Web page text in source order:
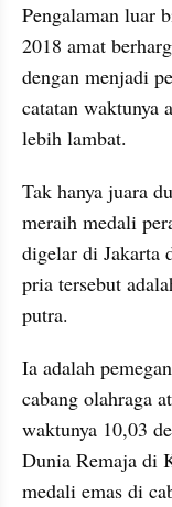
Pengalaman luar
2018 amat
dengan menjadi
catatan waktunya
lebih lambat.
Tak hanya juara
meraih medali
digelar di Jakarta
pria tersebut
putra.
Ia adalah
cabang olahraga
waktunya 10,03
Dunia Remaja di
medali emas di